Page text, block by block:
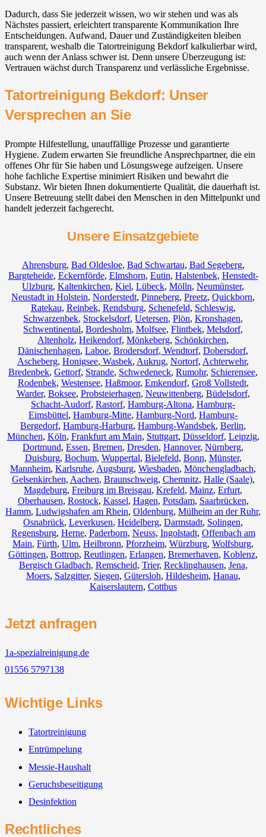
Dadurch, dass Sie jederzeit wissen, wo wir stehen und was als
Nächstes passiert, erleichtert transparente Kommunikation Ihre
Entscheidungen. Aufwand, Dauer und Zuständigkeiten bleiben
transparent, weshalb die Tatortreinigung Bekdorf kalkulierbar wird,
auch wenn der Anlass schwer ist. Denn unsere Überzeugung ist:
Vertrauen wächst durch Transparenz und verlässliche Ergebnisse.
Tatortreinigung Bekdorf: Unser
Versprechen an Sie
Prompte Hilfestellung, unauffällige Prozesse und garantierte
Hygiene. Zudem erwarten Sie freundliche Ansprechpartner, die ein
offenes Ohr für Sie haben und Lösungswege aufzeigen. Unsere
hohe fachliche Expertise minimiert Risiken und bewahrt die
Substanz. Wir bieten Ihnen dokumentierte Qualität, die dauerhaft ist.
Unsere Betreuung stellt dabei den Menschen in den Mittelpunkt und
handelt jederzeit fachgerecht.
Unsere Einsatzgebiete
Ahrensburg, Bad Oldesloe, Bad Schwartau, Bad Segeberg,
Bargteheide, Eckernförde, Elmshorn, Eutin, Halstenbek, Henstedt-
Ulzburg, Kaltenkirchen, Kiel, Lübeck, Mölln, Neumünster,
Neustadt in Holstein, Norderstedt, Pinneberg, Preetz, Quickborn,
Ratekau, Reinbek, Rendsburg, Schenefeld, Schleswig,
Schwarzenbek, Stockelsdorf, Uetersen, Plön, Kronshagen,
Schwentinental, Bordesholm, Molfsee, Flintbek, Melsdorf,
Altenholz, Heikendorf, Mönkeberg, Schönkirchen,
Dänischenhagen, Laboe, Brodersdorf, Wendtorf, Dobersdorf,
Ascheberg, Honigsee, Wasbek, Aukrug, Nortorf, Achterwehr,
Bredenbek, Gettorf, Strande, Schwedeneck, Rumohr, Schierensee,
Rodenbek, Westensee, Haßmoor, Emkendorf, Groß Vollstedt,
Warder, Boksee, Probsteierhagen, Neuwittenberg, Büdelsdorf,
Schacht-Audorf, Rastorf, Hamburg-Altona, Hamburg-
Eimsbüttel, Hamburg-Mitte, Hamburg-Nord, Hamburg-
Bergedorf, Hamburg-Harburg, Hamburg-Wandsbek, Berlin,
München, Köln, Frankfurt am Main, Stuttgart, Düsseldorf, Leipzig,
Dortmund, Essen, Bremen, Dresden, Hannover, Nürnberg,
Duisburg, Bochum, Wuppertal, Bielefeld, Bonn, Münster,
Mannheim, Karlsruhe, Augsburg, Wiesbaden, Mönchengladbach,
Gelsenkirchen, Aachen, Braunschweig, Chemnitz⁠, Halle (Saale),
Magdeburg, Freiburg im Breisgau, Krefeld, Mainz, Erfurt,
Oberhausen, Rostock, Kassel, Hagen, Potsdam, Saarbrücken,
Hamm, Ludwigshafen am Rhein, Oldenburg, Mülheim an der Ruhr,
Osnabrück, Leverkusen, Heidelberg, Darmstadt, Solingen,
Regensburg, Herne, Paderborn, Neuss, Ingolstadt, Offenbach am
Main, Fürth, Ulm, Heilbronn, Pforzheim, Würzburg, Wolfsburg,
Göttingen, Bottrop, Reutlingen, Erlangen, Bremerhaven, Koblenz,
Bergisch Gladbach, Remscheid, Trier, Recklinghausen, Jena,
Moers, Salzgitter, Siegen, Gütersloh, Hildesheim, Hanau,
Kaiserslautern, Cottbus
Jetzt anfragen
1a-spezialreinigung.de
01556 5797138
Wichtige Links
Tatortreinigung
Entrümpelung
Messie-Haushalt
Geruchsbeseitigung
Desinfektion
Rechtliches